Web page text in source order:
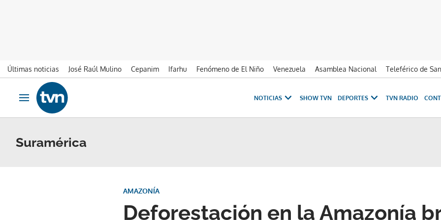
Últimas noticias José Raúl Mulino Cepanim Ifarhu Fenómeno de El Niño Venezuela Asamblea Nacional Teleférico de
Ir al contenido
Obrir navegació
NOTICIAS SHOW TVN DEPORTES TVN RADIO
Suramérica
Deforestación en la Amazonía
AMAZONÍA